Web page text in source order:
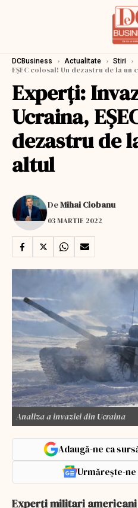
DCBusiness › Actualitate › Stiri ›
EŞEC colosal! Un dezastru de la un
Experţi:
Ucraina,
dezastru de
altul
DeMihai Ciobanu
03 MARTIE 2022
Analiza a invaziei din Ucraina
Adaugă-ne ca
Urmărește-ne
Experţi militari